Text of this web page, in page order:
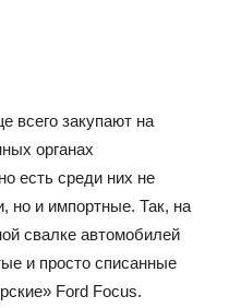
всего закупают на
органах
есть среди них не
но и импортные. Так, на
свалке автомобилей
и просто списанные
Ford Focus.